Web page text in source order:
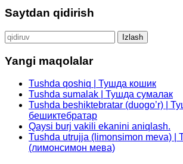
Saytdan qidirish
Qidirshish:
Yangi maqolalar
Tushda qoshiq | Тушда кошик
Tushda sumalak | Тушда сумалак
Tushda beshiktebratar (duogo’r) |
бешиктебратар
Qaysi burj vakili ekanini aniqlash.
Tushda utrujja (limonsimon meva) |
(лимонсимон мева)